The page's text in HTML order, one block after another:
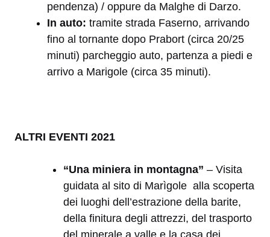
pendenza) / oppure da Malghe di Darzo.
In auto: tramite strada Faserno, arrivando
fino al tornante dopo Prabort (circa 20/25
minuti) parcheggio auto, partenza a piedi e
arrivo a Marigole (circa 35 minuti).
ALTRI EVENTI 2021
“Una miniera in montagna” – Visita
guidata al sito di Marìgole alla scoperta
dei luoghi dell’estrazione della barite,
della finitura degli attrezzi, del trasporto